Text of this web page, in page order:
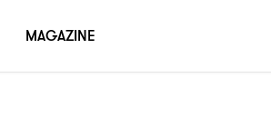
MAGAZINE